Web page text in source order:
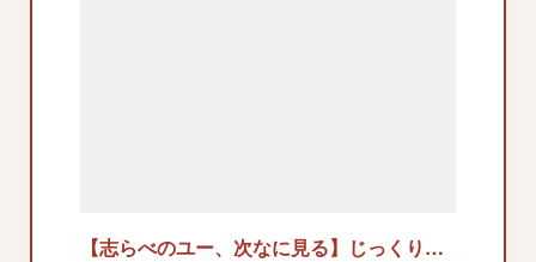
【志らべのユー、次なに見る】じっくり、噛み締めて楽しむべし！ 「ザ・コーリング ～刑事アヴラハムの使命～」Ｕ―ＮＥＸＴで配信中（1/2ページ）